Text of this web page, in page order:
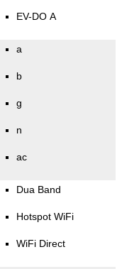
EV-DO A
a
b
g
n
ac
Dua Band
Hotspot WiFi
WiFi Direct